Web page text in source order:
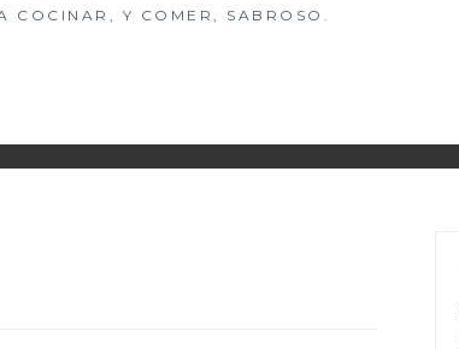
COCINAR, Y COMER, SABROSO.